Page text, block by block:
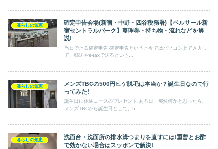
暮らしの知恵
確定申告会場(新宿・中野・四谷税務署)【ベルサール新
宿セントラルパーク】整理券・持ち物・流れなどを解
説!
当日できる確定申告 確定申告というと今ではパソコン上で入力し
て、郵送やe-taxで送るという...
暮らしの知恵
メンズTBCの500円ヒゲ脱毛は本当か？誕生日なので行
ってみた!
誕生日に体験コースのプレゼント ある日、突然何かと思ったら、
メンズTBCから誕生日として、5...
暮らしの知恵
洗面台・洗面所の排水溝つまりを直すには!重曹とお酢
で効かない場合はスッポンで解決!